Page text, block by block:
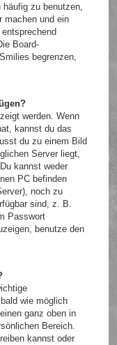
zu benutzen,
machen und ein
Board-
begrenzen,
werden. Wenn
kannst du das
du zu einem Bild
Server liegt,
kannst weder
PC befinden
noch zu
sind, z. B.
Passwort
benutze den
wie möglich
ganz oben in
Bereich.
kannst oder